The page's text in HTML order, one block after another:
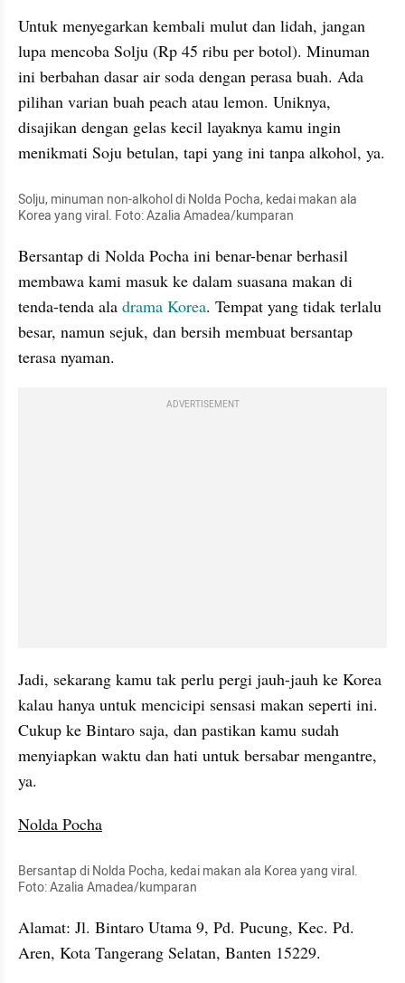
Untuk menyegarkan kembali mulut dan lidah, jangan
lupa mencoba Solju (Rp 45 ribu per botol). Minuman
ini berbahan dasar air soda dengan perasa buah. Ada
pilihan varian buah peach atau lemon. Uniknya,
disajikan dengan gelas kecil layaknya kamu ingin
menikmati Soju betulan, tapi yang ini tanpa alkohol, ya.
Solju, minuman non-alkohol di Nolda Pocha, kedai makan ala
Korea yang viral. Foto: Azalia Amadea/kumparan
Bersantap di Nolda Pocha ini benar-benar berhasil
membawa kami masuk ke dalam suasana makan di
tenda-tenda ala drama Korea. Tempat yang tidak terlalu
besar, namun sejuk, dan bersih membuat bersantap
terasa nyaman.
ADVERTISEMENT
Jadi, sekarang kamu tak perlu pergi jauh-jauh ke Korea
kalau hanya untuk mencicipi sensasi makan seperti ini.
Cukup ke Bintaro saja, dan pastikan kamu sudah
menyiapkan waktu dan hati untuk bersabar mengantre,
ya.
Nolda Pocha
Bersantap di Nolda Pocha, kedai makan ala Korea yang viral.
Foto: Azalia Amadea/kumparan
Alamat: Jl. Bintaro Utama 9, Pd. Pucung, Kec. Pd.
Aren, Kota Tangerang Selatan, Banten 15229.